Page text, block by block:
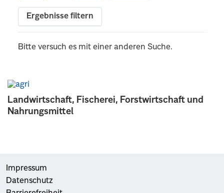
Landwirtschaft, Fischerei, Forstwirtschaft und
Nahrungsmittel
Ergebnisse filtern
Bitte versuch es mit einer anderen Suche.
Impressum
Datenschutz